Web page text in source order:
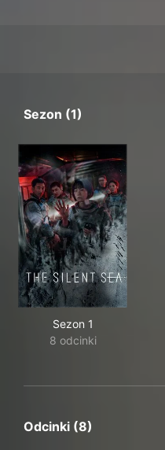
Sezon (1)
Sezon 1
8 odcinki
Odcinki (8)